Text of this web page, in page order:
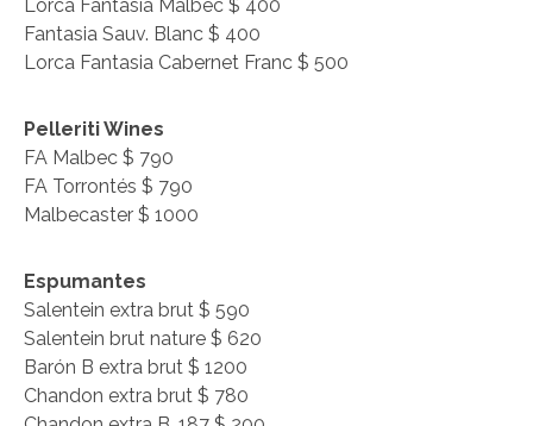
Lorca Fantasia Malbec $ 400
Fantasia Sauv. Blanc $ 400
Lorca Fantasia Cabernet Franc $ 500
Pelleriti Wines
FA Malbec $ 790
FA Torrontés $ 790
Malbecaster $ 1000
Espumantes
Salentein extra brut $ 590
Salentein brut nature $ 620
Barón B extra brut $ 1200
Chandon extra brut $ 780